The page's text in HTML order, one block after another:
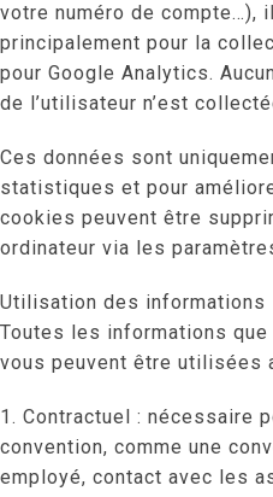
votre numéro de compte…),
principalement pour la
pour Google Analytics.
de l’utilisateur n’est
Ces données sont
statistiques et pour
cookies peuvent être
ordinateur via les
Utilisation des informations
Toutes les informations
vous peuvent être utilisées
1. Contractuel : nécessaire
convention, comme une
employé, contact avec les